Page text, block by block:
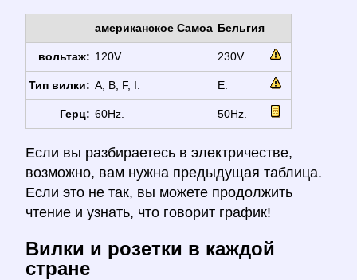
американское Самоа Бельгия
вольтаж: 120V. 230V.
Тип вилки: A, B, F, I. E.
Герц: 60Hz. 50Hz.
Если вы разбираетесь в электричестве,
возможно, вам нужна предыдущая таблица.
Если это не так, вы можете продолжить
чтение и узнать, что говорит график!
Вилки и розетки в каждой
стране